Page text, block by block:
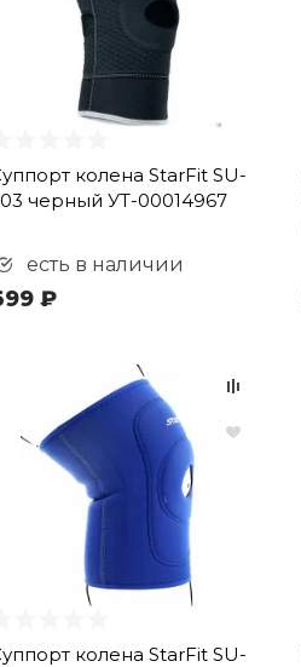
колена StarFit SU-
черный УТ-00014967
есть в наличии
₽
колена StarFit SU-